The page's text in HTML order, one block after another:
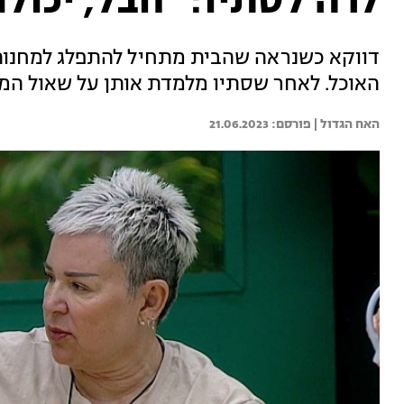
דווקא כשנראה שהבית מתחיל להתפלג
האוכל. לאחר שסתיו מלמדת אותן על שאול
האח הגדול | 21.06.2023